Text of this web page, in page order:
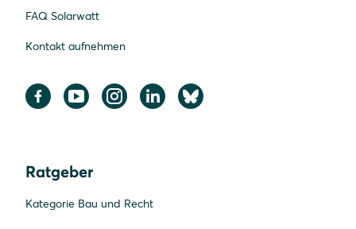
FAQ Solarwatt
Kontakt aufnehmen
Ratgeber
Kategorie Bau und Recht